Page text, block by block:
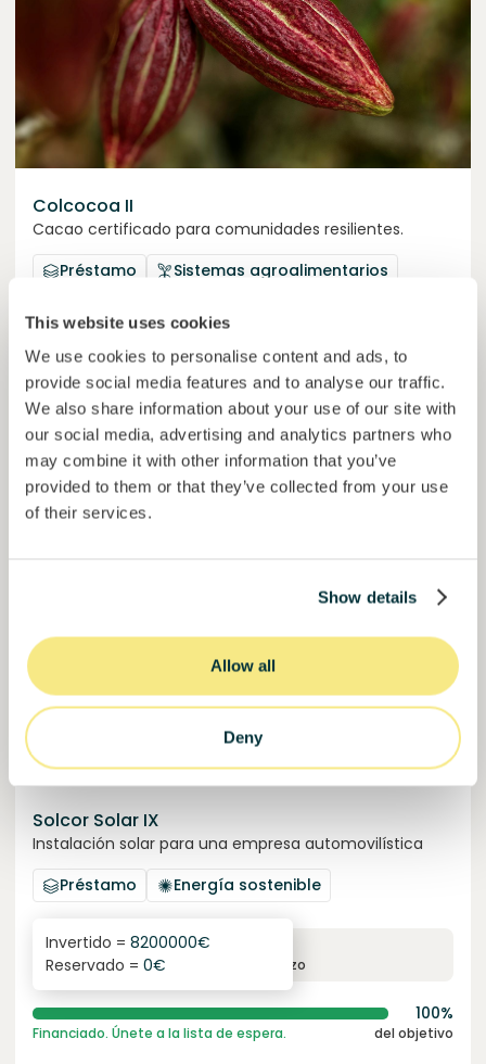
This website uses cookies
We use cookies to personalise content and ads, to
provide social media features and to analyse our traffic.
We also share information about your use of our site with
our social media, advertising and analytics partners who
may combine it with other information that you’ve
provided to them or that they’ve collected from your use
of their services.
Show details
Allow all
Deny
Colcocoa II
Cacao certificado para comunidades resilientes.
Préstamo
Sistemas agroalimentarios
6.1 %
interés anual plazo
Invertido = 15157938€
Reservado = 15000€
50,6%
Ya más de la mitad financiado. No te lo pierdas. del objetivo
Manizales 30000000
target
Solcor Solar IX
Instalación solar para una empresa automovilística
Préstamo
Energía sostenible
6.1%
interés anual plazo
Invertido = 8200000€
Reservado = 0€
100%
Financiado. Únete a la lista de espera. del objetivo